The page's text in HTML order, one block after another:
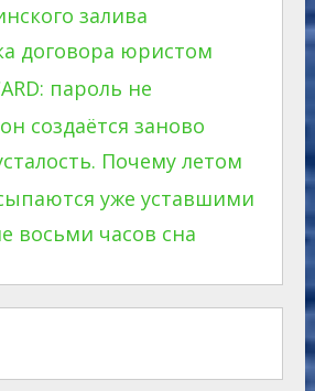
залива
договора юристом
пароль не
создаётся заново
Почему летом
уже уставшими
восьми часов сна